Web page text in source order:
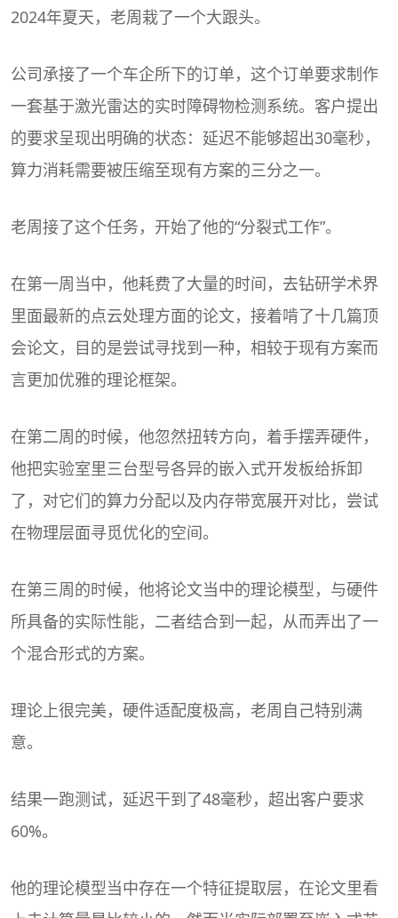
2024年夏天，老周栽了一个大跟头。
公司承接了一个车企所下的订单，这个订单要求制作
一套基于激光雷达的实时障碍物检测系统。客户提出
的要求呈现出明确的状态：延迟不能够超出30毫秒，
算力消耗需要被压缩至现有方案的三分之一。
老周接了这个任务，开始了他的“分裂式工作”。
在第一周当中，他耗费了大量的时间，去钻研学术界
里面最新的点云处理方面的论文，接着啃了十几篇顶
会论文，目的是尝试寻找到一种，相较于现有方案而
言更加优雅的理论框架。
在第二周的时候，他忽然扭转方向，着手摆弄硬件，
他把实验室里三台型号各异的嵌入式开发板给拆卸
了，对它们的算力分配以及内存带宽展开对比，尝试
在物理层面寻觅优化的空间。
在第三周的时候，他将论文当中的理论模型，与硬件
所具备的实际性能，二者结合到一起，从而弄出了一
个混合形式的方案。
理论上很完美，硬件适配度极高，老周自己特别满
意。
结果一跑测试，延迟干到了48毫秒，超出客户要求
60%。
他的理论模型当中存在一个特征提取层，在论文里看